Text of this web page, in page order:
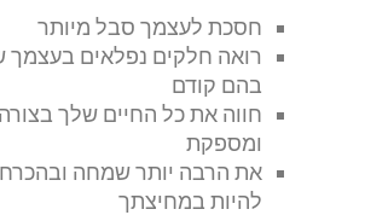
חסכת לעצמך סבל מיותר
רואה חלקים נפלאים
בהם קודם
חווה את כל החיים שלך
ומספקת
את הרבה יותר שמחה ובהכרח
להיות במחיצתך